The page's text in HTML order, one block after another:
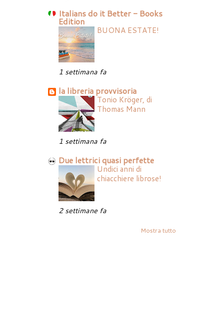
Italians do it Better - Books
Edition
BUONA ESTATE!
1 settimana fa
la libreria provvisoria
Tonio Kröger, di
Thomas Mann
1 settimana fa
Due lettrici quasi perfette
Undici anni di
chiacchiere librose!
2 settimane fa
Mostra tutto